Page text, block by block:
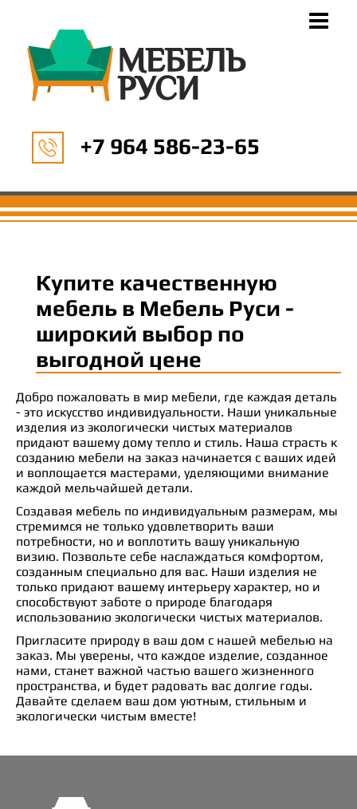
+7 964 586-23-65
Купите качественную
мебель в Мебель Руси -
широкий выбор по
выгодной цене
Добро пожаловать в мир мебели, где каждая деталь
- это искусство индивидуальности. Наши уникальные
изделия из экологически чистых материалов
придают вашему дому тепло и стиль. Наша страсть к
созданию мебели на заказ начинается с ваших идей
и воплощается мастерами, уделяющими внимание
каждой мельчайшей детали.
Создавая мебель по индивидуальным размерам, мы
стремимся не только удовлетворить ваши
потребности, но и воплотить вашу уникальную
визию. Позвольте себе наслаждаться комфортом,
созданным специально для вас. Наши изделия не
только придают вашему интерьеру характер, но и
способствуют заботе о природе благодаря
использованию экологически чистых материалов.
Пригласите природу в ваш дом с нашей мебелью на
заказ. Мы уверены, что каждое изделие, созданное
нами, станет важной частью вашего жизненного
пространства, и будет радовать вас долгие годы.
Давайте сделаем ваш дом уютным, стильным и
экологически чистым вместе!